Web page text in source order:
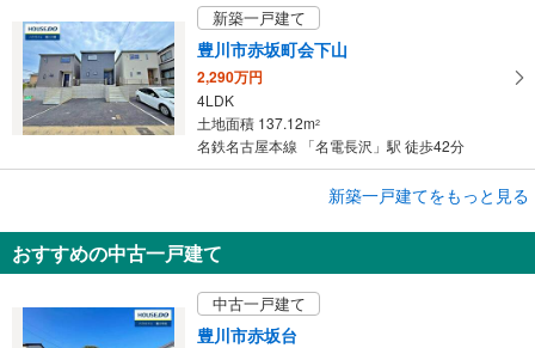
新築一戸建て
豊川市赤坂町会下山
2,290万円
4LDK
土地面積 137.12m2
名鉄名古屋本線 「名電長沢」駅 徒歩42分
豊川市赤坂町会下山
2,290万円
土地面積 137.12m
名鉄名古屋本線 「名電長沢」駅 徒歩42分
新築一戸建てをもっと見る
おすすめの中古一戸建て
中古一戸建て
豊川市赤坂台